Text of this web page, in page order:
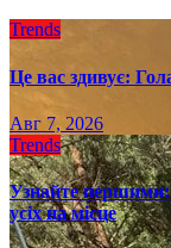
Trends
Це вас здивує:
Авг 7, 2026
Trends
Узнайте першими:
усіх на місце